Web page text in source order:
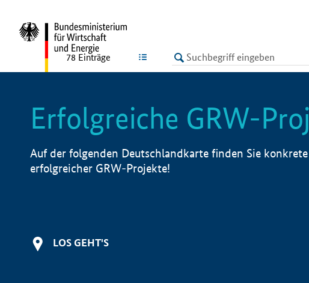
LISTE
78 Einträge
Erfolgreiche GRW-
Auf der folgenden Deutschlandkarte finden Sie
erfolgreicher GRW-Projekte!
LOS GEHT'S